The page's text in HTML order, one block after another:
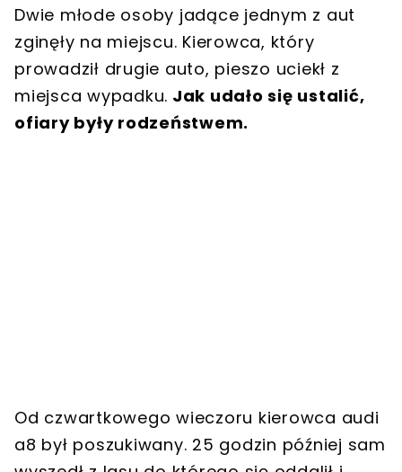
Dwie młode osoby jadące jednym z aut
zginęły na miejscu. Kierowca, który
prowadził drugie auto, pieszo uciekł z
miejsca wypadku. Jak udało się ustalić,
ofiary były rodzeństwem.
Od czwartkowego wieczoru kierowca audi
a8 był poszukiwany. 25 godzin później sam